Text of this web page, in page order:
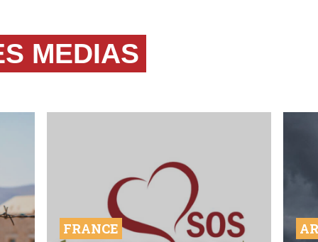
MEDIAS
FRANCE